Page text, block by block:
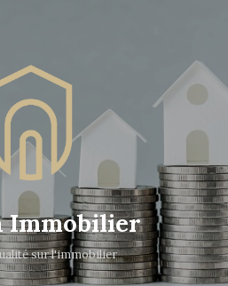
Immobilier
sur l'immobilier